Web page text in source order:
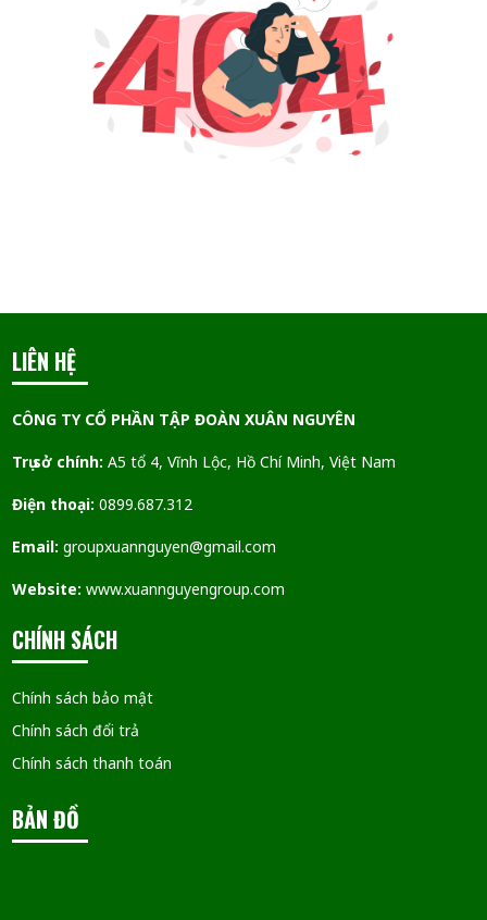
LIÊN HỆ
CÔNG TY CỔ PHẦN TẬP ĐOÀN XUÂN NGUYÊN
Trụ sở chính: A5 tổ 4, Vĩnh Lộc, Hồ Chí Minh, Việt Nam
Điện thoại: 0899.687.312
Email: groupxuannguyen@gmail.com
Website: www.xuannguyengroup.com
CHÍNH SÁCH
Chính sách bảo mật
Chính sách đổi trả
Chính sách thanh toán
BẢN ĐỒ